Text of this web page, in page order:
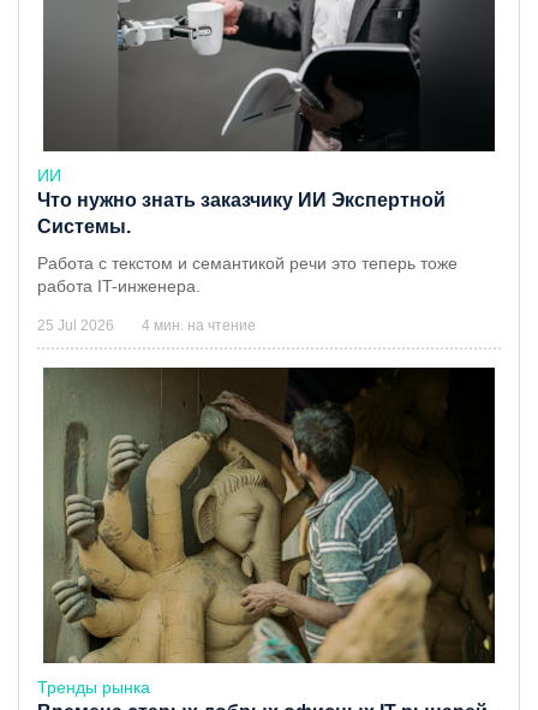
ИИ
Что нужно знать заказчику ИИ Экспертной
Системы.
Работа с текстом и семантикой речи это теперь тоже
работа IT-инженера.
25 Jul 2026 4 мин. на чтение
Тренды рынка